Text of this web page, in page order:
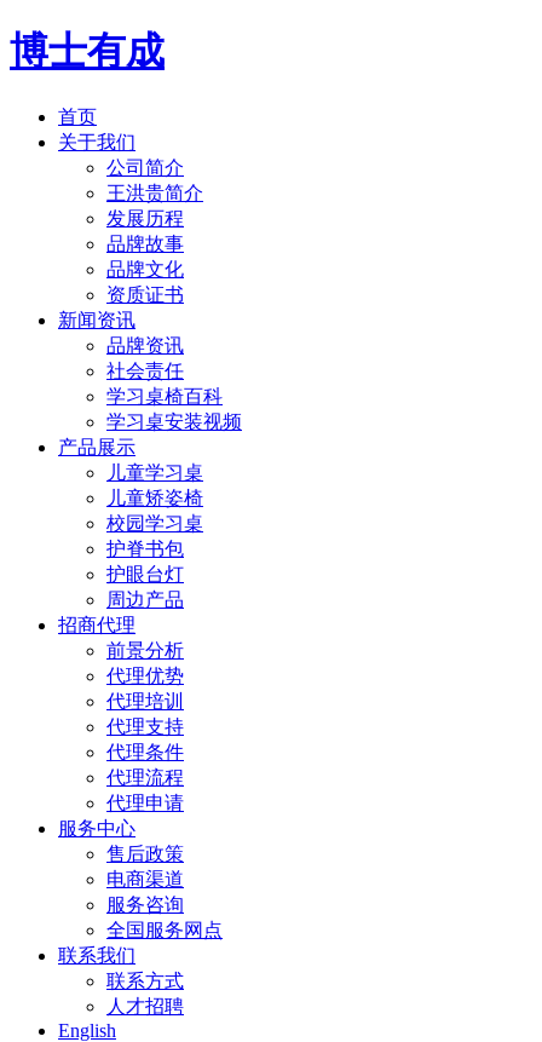
博士有成
首页
关于我们
公司简介
王洪贵简介
发展历程
品牌故事
品牌文化
资质证书
新闻资讯
品牌资讯
社会责任
学习桌椅百科
学习桌安装视频
产品展示
儿童学习桌
儿童矫姿椅
校园学习桌
护脊书包
护眼台灯
周边产品
招商代理
前景分析
代理优势
代理培训
代理支持
代理条件
代理流程
代理申请
服务中心
售后政策
电商渠道
服务咨询
全国服务网点
联系我们
联系方式
人才招聘
English